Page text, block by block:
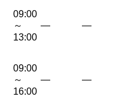
09:00
～
13:00
— —
09:00
～
16:00
— —